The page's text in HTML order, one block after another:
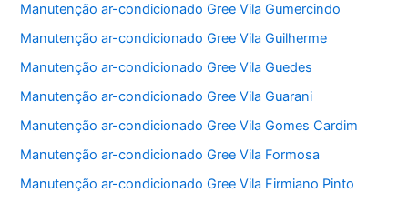
Manutenção ar-condicionado Gree Vila Gumercindo
Manutenção ar-condicionado Gree Vila Guilherme
Manutenção ar-condicionado Gree Vila Guedes
Manutenção ar-condicionado Gree Vila Guarani
Manutenção ar-condicionado Gree Vila Gomes Cardim
Manutenção ar-condicionado Gree Vila Formosa
Manutenção ar-condicionado Gree Vila Firmiano Pinto